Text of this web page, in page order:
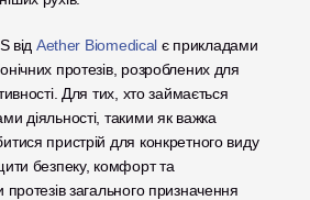
від Aether Biomedical є прикладами
протезів, розроблених для
Для тих, хто займається
діяльності, такими як важка
пристрій для конкретного виду
безпеку, комфорт та
протезів загального призначення